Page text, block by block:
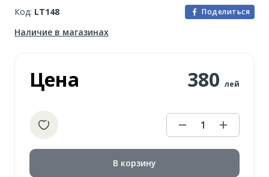
Код: LT148 Поделиться
Наличие в магазинах
Цена 380 лей
1
В корзину